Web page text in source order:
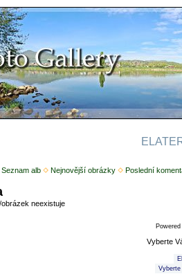
Seznam alb Nejnovější obrázky Poslední
neexistuje
Vyberte